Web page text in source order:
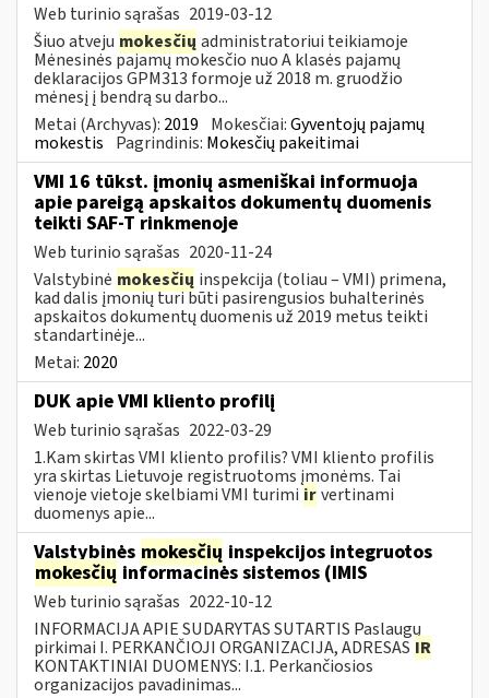
Web turinio sąrašas 2019-03-12
Šiuo atveju mokesčių administratoriui teikiamoje
Mėnesinės pajamų mokesčio nuo A klasės pajamų
deklaracijos GPM313 formoje už 2018 m. gruodžio
mėnesį į bendrą su darbo...
Metai (Archyvas): 2019 Mokesčiai:Gyventojų pajamų
mokestis Pagrindinis: Mokesčių pakeitimai
VMI 16 tūkst. įmonių asmeniškai informuoja
apie pareigą apskaitos dokumentų duomenis
teikti SAF-T rinkmenoje
Web turinio sąrašas 2020-11-24
Valstybinė mokesčių inspekcija (toliau – VMI) primena,
kad dalis įmonių turi būti pasirengusios buhalterinės
apskaitos dokumentų duomenis už 2019 metus teikti
standartinėje...
Metai: 2020
DUK apie VMI kliento profilį
Web turinio sąrašas 2022-03-29
1.Kam skirtas VMI kliento profilis? VMI kliento profilis
yra skirtas Lietuvoje registruotoms įmonėms. Tai
vienoje vietoje skelbiami VMI turimi irvertinami
duomenys apie...
Valstybinės mokesčių inspekcijos integruotos
mokesčių informacinės sistemos (IMIS
Web turinio sąrašas 2022-10-12
INFORMACIJA APIE SUDARYTAS SUTARTIS Paslaugų
pirkimai I. PERKANČIOJI ORGANIZACIJA, ADRESAS IR
KONTAKTINIAI DUOMENYS: I.1. Perkančiosios
organizacijos pavadinimas...